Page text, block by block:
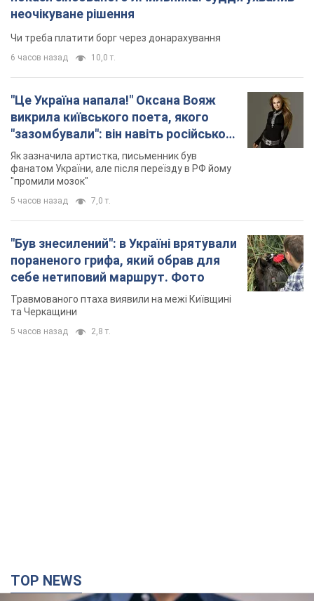
не знав, а тепер хоче геноциду
Як зазначила артистка, письменник був
"промили мозок"
5 часов назад 7,0 т.
"Був знесилений": в Україні врятували
пораненого грифа, який обрав для
себе нетиповий маршрут. Фото
Травмованого птаха виявили на межі Київщині
та Черкащини